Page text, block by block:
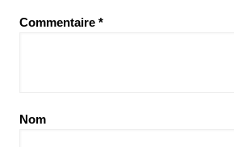
Commentaire *
Nom